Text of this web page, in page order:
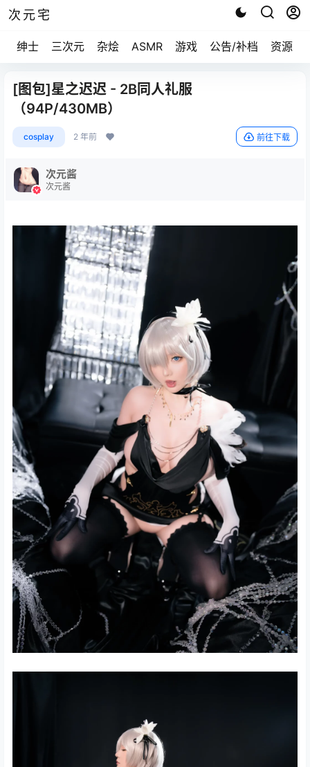
次元宅
绅士 三次元 杂烩 ASMR 游戏 公告/补档 资源求
[图包]星之迟迟 - 2B同人礼服
（94P/430MB）
cosplay 2 年前 前往下载
次元酱
次元酱